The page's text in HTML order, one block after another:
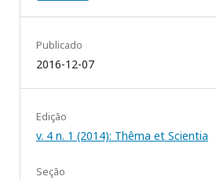
Publicado
2016-12-07
Edição
v. 4 n. 1 (2014): Thêma et Scientia
Seção